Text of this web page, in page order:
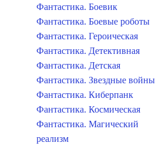
Фантастика. Боевик
Фантастика. Боевые роботы
Фантастика. Героическая
Фантастика. Детективная
Фантастика. Детская
Фантастика. Звездные войны
Фантастика. Киберпанк
Фантастика. Космическая
Фантастика. Магический
реализм